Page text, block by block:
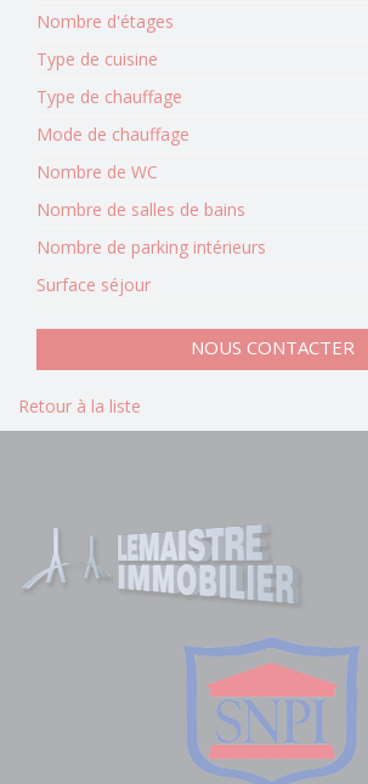
Nombre d'étages
Type de cuisine
Type de chauffage
Mode de chauffage
Nombre de WC
Nombre de salles de bains
Nombre de parking intérieurs
Surface séjour
NOUS CONTACTER
Retour à la liste